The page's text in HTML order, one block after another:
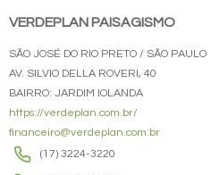
VERDEPLAN PAISAGISMO
SÃO JOSÉ DO RIO PRETO / SÃO PAULO
AV. SILVIO DELLA ROVERI, 40
BAIRRO: JARDIM IOLANDA
https://verdeplan.com.br/
financeiro@verdeplan.com.br
(17) 3224-3220